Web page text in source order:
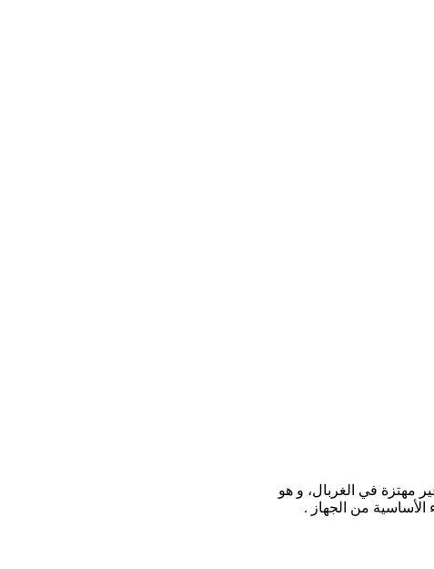
مهتزة في الغربال، و هو
الأساسية من الجهاز .